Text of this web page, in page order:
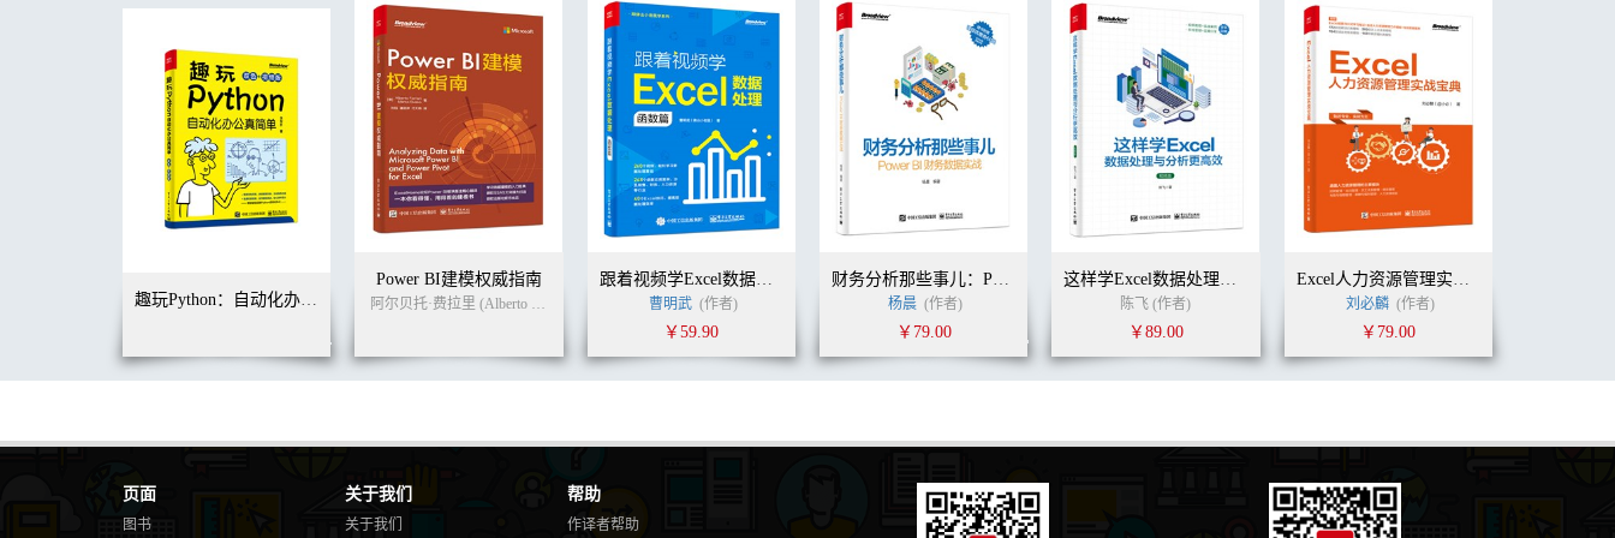
工作场景22 根据工作年限判断补贴金额 111
工作场景23 根据工资收入划分等级 114
工作场景24 去掉一个最高分和最低分后再计算平均得分116
工作场景25 怎样将参赛选手按分数进行排名119
工作场景26 为什么Excel在保留两位数后会计算错误120
工作场景27 通过入司时间计算工龄 124
工作场景28 如何获取一个日期的月初和月末127
工作场景29 一个单元格内容是百分比格式，获取到以后却是数字格式 128
Part 3 图表操作场景 131
工作场景3 怎样清晰地反映每个产品的采购单价对比145
工作场景4 怎样在已经做好的图表中增加一个数据条件152
工作场景6 用哪种图表能迅速判断企业的财务状况 159
工作场景7 如何把柱状图里的矩形换成图片167
Part 4 财务用表操作场景 181
工作场景1 公司销售情况表 181
工作场景2 工资表的做法197
Power BI建模权威指南
马尔·科鲁索 (Marco Russo) 潘丽萍 付大伟 (译者)
跟着视频学Excel数据处理：函数篇
曹明武 (作者)
￥59.90
杨晨 (作者)
￥79.00
陈飞 (作者)
￥89.00
刘必麟 (作者)
￥79.00
页面
图书
关于我们
关于我们
帮助
作译者帮助